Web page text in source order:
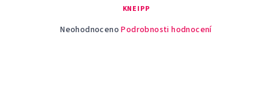
KNEIPP
Průměrné
Neohodnoceno Podrobnosti hodnocení